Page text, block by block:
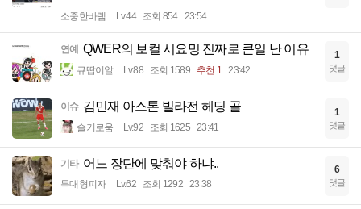
소중한바램 Lv.44 조회 854 23:54
연예 QWER의 보컬 시요밍 진짜로 큰일 난 이유
큐땁이알 Lv.88 조회 1589 추천 1 23:42
1
댓글
이슈 김민재 아스톤 빌라전 헤딩 골
슬기로움 Lv.92 조회 1625 23:41
1
댓글
기타 어느 장단에 맞춰야 하냐..
특대형피자 Lv.62 조회 1292 23:38
6
댓글